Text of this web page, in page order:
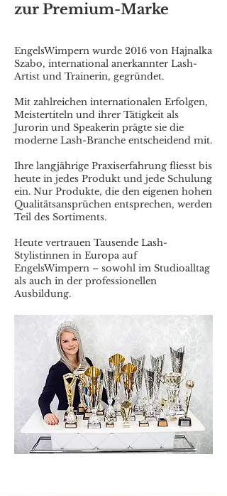
zur Premium-Marke
EngelsWimpern wurde 2016 von Hajnalka
Szabo, international anerkannter Lash-
Artist und Trainerin, gegründet.
Mit zahlreichen internationalen Erfolgen,
Meistertiteln und ihrer Tätigkeit als
Jurorin und Speakerin prägte sie die
moderne Lash-Branche entscheidend mit.
Ihre langjährige Praxiserfahrung fliesst bis
heute in jedes Produkt und jede Schulung
ein. Nur Produkte, die den eigenen hohen
Qualitätsansprüchen entsprechen, werden
Teil des Sortiments.
Heute vertrauen Tausende Lash-
Stylistinnen in Europa auf
EngelsWimpern – sowohl im Studioalltag
als auch in der professionellen
Ausbildung.